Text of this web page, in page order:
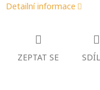
Detailní informace
ZEPTAT SE